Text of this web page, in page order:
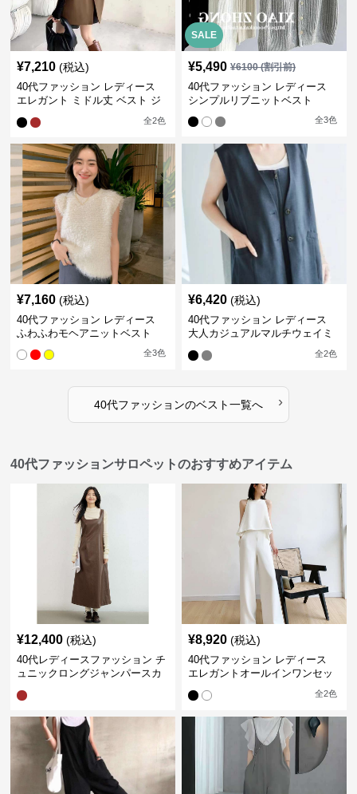
¥7,210 (税込)
40代ファッション レディース
エレガント ミドル丈 ベスト ジ
全2色
SALE
¥5,490 ¥6100(割引前)
40代ファッション レディース
シンプルリブニットベスト
全3色
¥7,160 (税込)
40代ファッション レディース
ふわふわモヘアニットベスト
全3色
¥6,420 (税込)
40代ファッション レディース
大人カジュアルマルチウェイミ
全2色
40代ファッションのベスト一覧へ ›
40代ファッションサロペットのおすすめアイテム
¥12,400 (税込)
40代レディースファッション チ
ュニックロングジャンパースカ
¥8,920 (税込)
40代ファッション レディース
エレガントオールインワンセッ
全2色